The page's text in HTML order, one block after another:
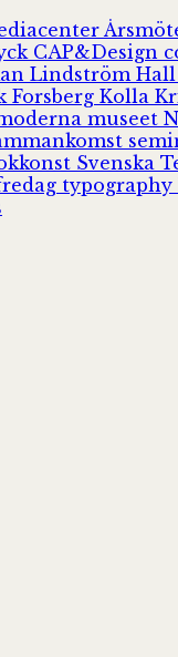
CAP&Design
Lindström Hall
Forsberg Kolla
museet
Svenska
typography